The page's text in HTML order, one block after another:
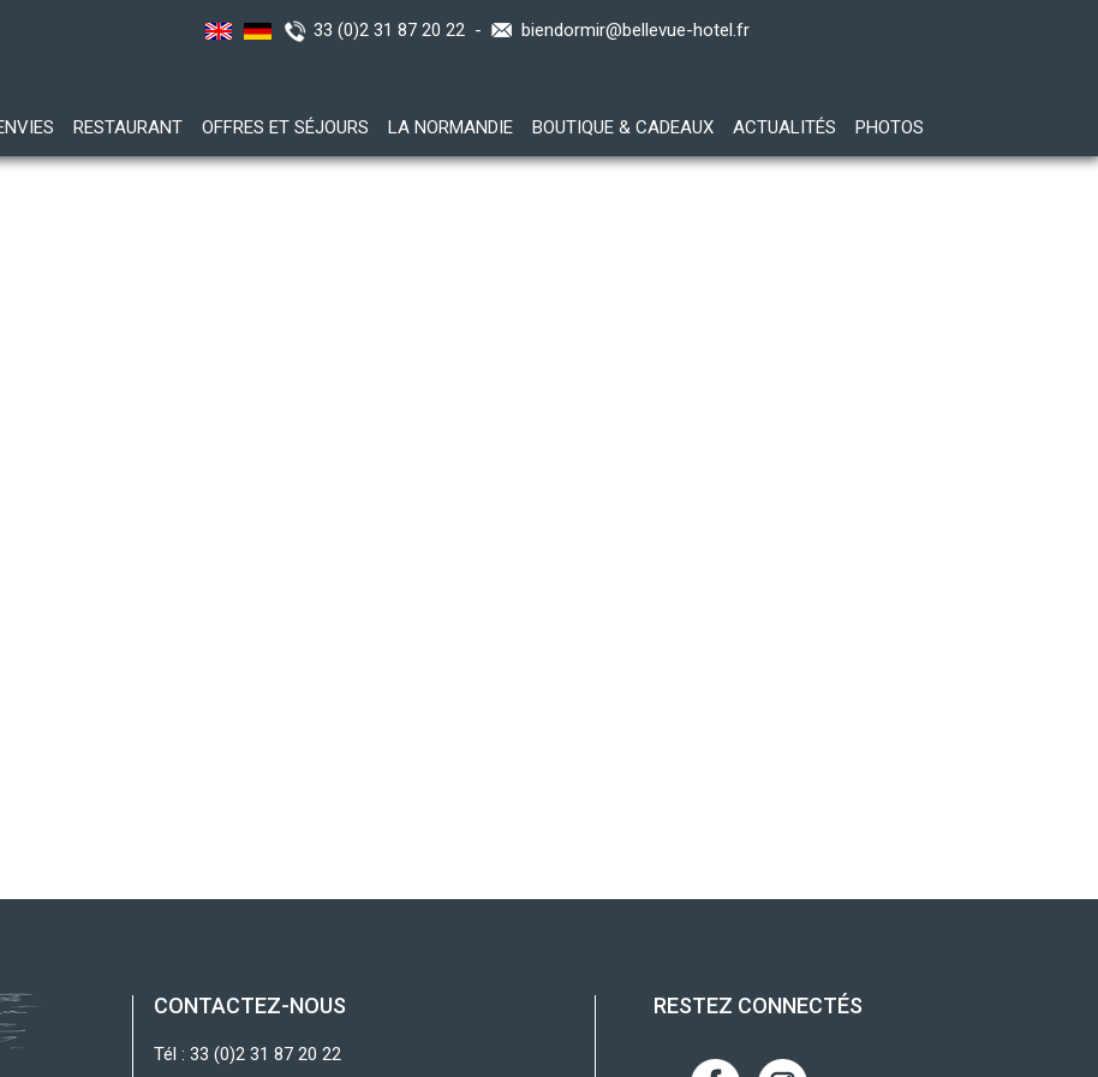
biendormir@bellevue-hotel.fr
33 (0)2 31 87 20 22 -
RESTAURANT OFFRES ET SÉJOURS LA NORMANDIE BOUTIQUE & CADEAUX ACTUALITÉS PHOTOS
CONTACTEZ-NOUS
Tél : 33 (0)2 31 87 20 22
RESTEZ CONNECTÉS